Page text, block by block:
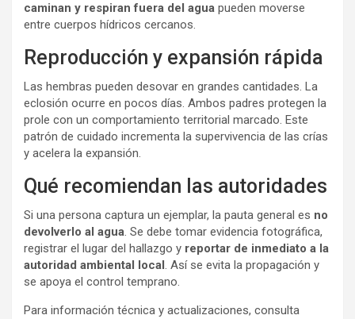
caminan y respiran fuera del agua pueden moverse
entre cuerpos hídricos cercanos.
Reproducción y expansión rápida
Las hembras pueden desovar en grandes cantidades. La
eclosión ocurre en pocos días. Ambos padres protegen la
prole con un comportamiento territorial marcado. Este
patrón de cuidado incrementa la supervivencia de las crías
y acelera la expansión.
Qué recomiendan las autoridades
Si una persona captura un ejemplar, la pauta general es no
devolverlo al agua. Se debe tomar evidencia fotográfica,
registrar el lugar del hallazgo y reportar de inmediato a la
autoridad ambiental local . Así se evita la propagación y
se apoya el control temprano.
Para información técnica y actualizaciones, consulta